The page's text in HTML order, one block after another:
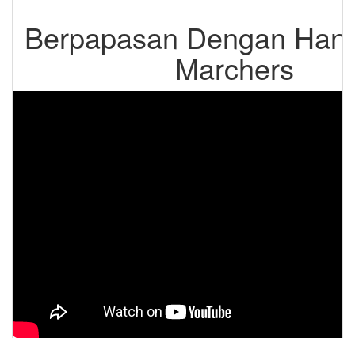
Berpapasan Dengan
Marchers